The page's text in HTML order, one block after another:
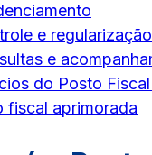
e
e
do Posto
fiscal aprimorada